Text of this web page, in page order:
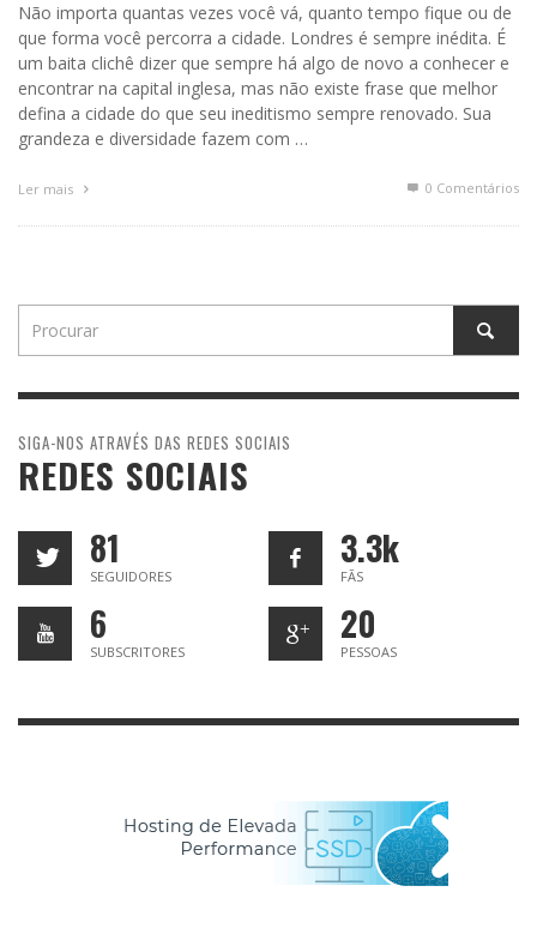
Não importa quantas vezes você vá, quanto tempo fique ou de
que forma você percorra a cidade. Londres é sempre inédita. É
um baita clichê dizer que sempre há algo de novo a conhecer e
encontrar na capital inglesa, mas não existe frase que melhor
defina a cidade do que seu ineditismo sempre renovado. Sua
grandeza e diversidade fazem com …
Ler mais 0 Comentários
SIGA-NOS ATRAVÉS DAS REDES SOCIAIS
REDES SOCIAIS
81
SEGUIDORES
3.3k
FÃS
6
SUBSCRITORES
20
PESSOAS